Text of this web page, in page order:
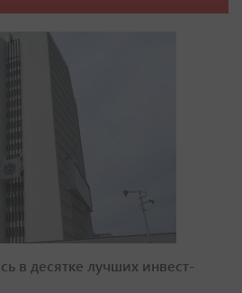
в десятке лучших инвест-